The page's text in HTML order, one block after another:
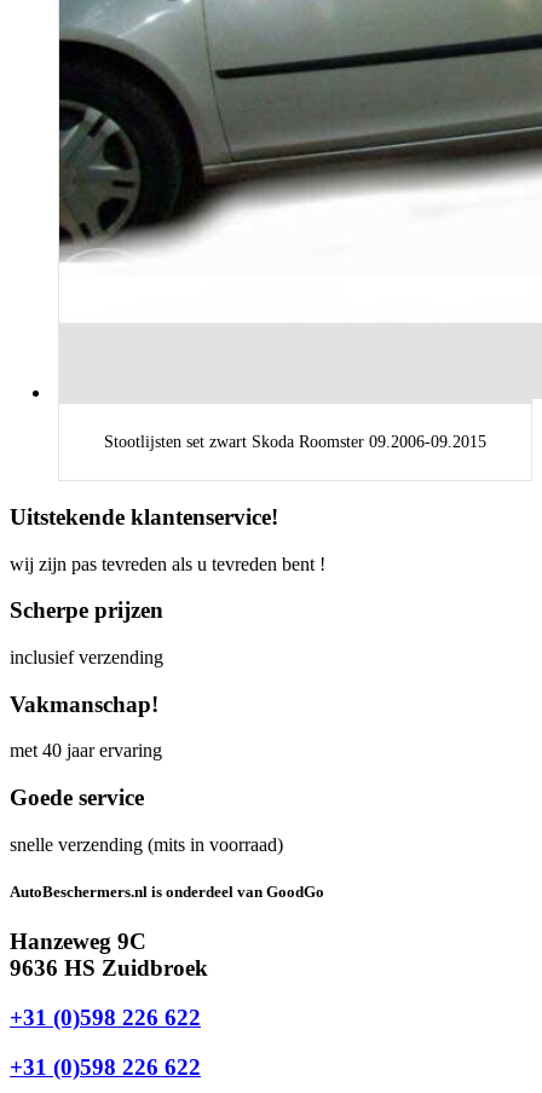
Stootlijsten set zwart Skoda Roomster 09.2006-09.2015
Uitstekende klantenservice!
wij zijn pas tevreden als u tevreden bent !
Scherpe prijzen
inclusief verzending
Vakmanschap!
met 40 jaar ervaring
Goede service
snelle verzending (mits in voorraad)
AutoBeschermers.nl is onderdeel van GoodGo
Hanzeweg 9C
9636 HS Zuidbroek
+31 (0)598 226 622
+31 (0)598 226 622